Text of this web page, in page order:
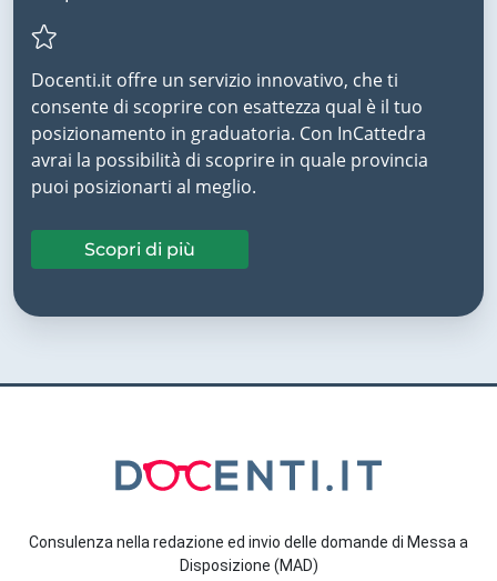
Docenti.it offre un servizio innovativo, che ti
consente di scoprire con esattezza qual è il tuo
posizionamento in graduatoria. Con InCattedra
avrai la possibilità di scoprire in quale provincia
puoi posizionarti al meglio.
Scopri di più
Consulenza nella redazione ed invio delle domande di Messa a
Disposizione (MAD)